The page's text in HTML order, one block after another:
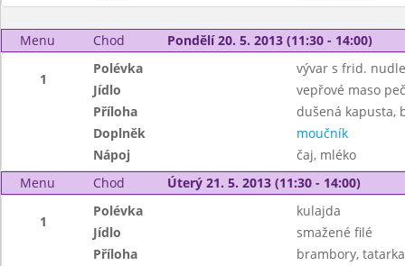
Menu Chod Pondělí 20. 5. 2013 (11:30 - 14:00)
1
Polévka
vývar s frid.
Jídlo
vepřové maso
Příloha
dušená kapusta,
Doplněk
moučník
Nápoj
čaj, mléko
Menu
Chod Úterý 21. 5. 2013 (11:30 - 14:00)
1
Polévka
kulajda
Jídlo
smažené filé
Příloha
brambory, tatarka